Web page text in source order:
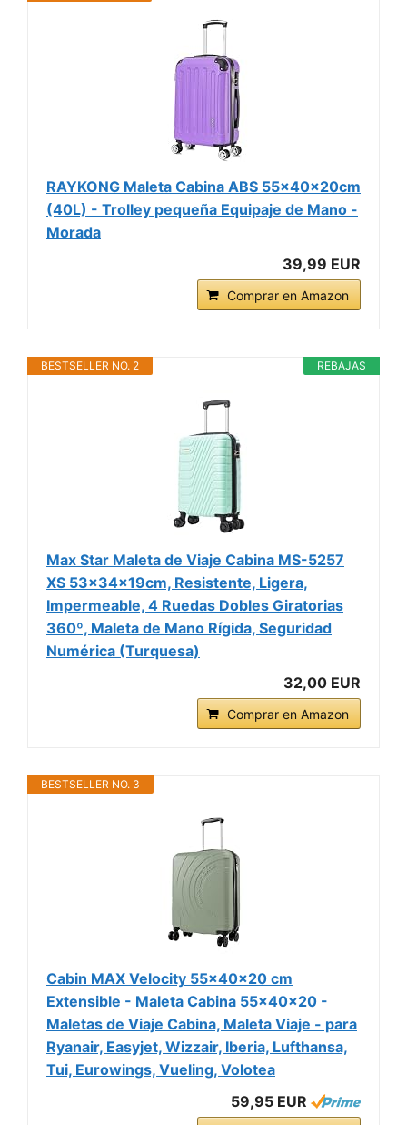
RAYKONG Maleta Cabina ABS 55x40x20cm
(40L) - Trolley pequeña Equipaje de Mano -
Morada
39,99 EUR
Comprar en Amazon
REBAJAS
BESTSELLER NO. 2
Max Star Maleta de Viaje Cabina MS-5257
XS 53x34x19cm, Resistente, Ligera,
Impermeable, 4 Ruedas Dobles Giratorias
360º, Maleta de Mano Rígida, Seguridad
Numérica (Turquesa)
32,00 EUR
Comprar en Amazon
BESTSELLER NO. 3
Cabin MAX Velocity 55x40x20 cm
Extensible - Maleta Cabina 55x40x20 -
Maletas de Viaje Cabina, Maleta Viaje - para
Ryanair, Easyjet, Wizzair, Iberia, Lufthansa,
Tui, Eurowings, Vueling, Volotea
59,95 EUR